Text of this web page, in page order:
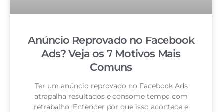
Anúncio Reprovado no Facebook
Ads? Veja os 7 Motivos Mais
Comuns
Ter um anúncio reprovado no Facebook Ads
atrapalha resultados e consome tempo com
retrabalho. Entender por que isso acontece e